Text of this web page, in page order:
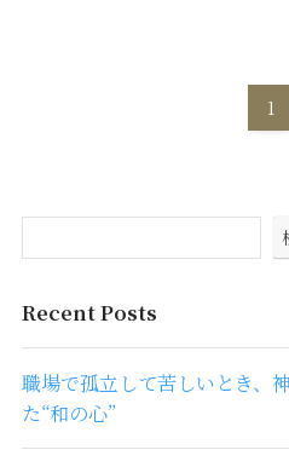
1
Recent Posts
職場で孤立して苦しいとき、
た“和の心”